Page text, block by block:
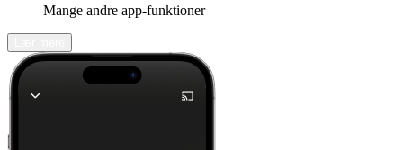
Mange andre app-funktioner